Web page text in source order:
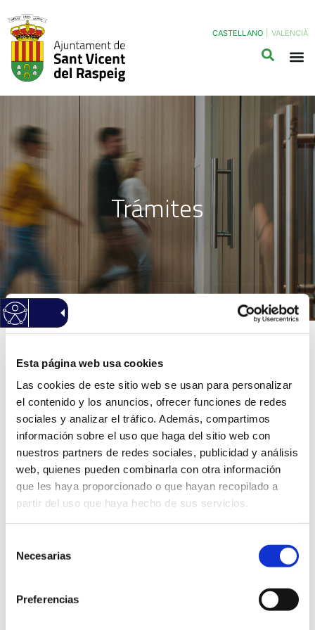
Esta página web usa cookies
Las cookies de este sitio web se usan para personalizar
el contenido y los anuncios, ofrecer funciones de redes
sociales y analizar el tráfico. Además, compartimos
información sobre el uso que haga del sitio web con
nuestros partners de redes sociales, publicidad y análisis
web, quienes pueden combinarla con otra información
que les haya proporcionado o que hayan recopilado a
partir del uso que haya hecho de sus servicios.
Necesarias
Preferencias
CASTELLANO VALENCIÀ
Trámites
domicilio con menores con un progenitor en vivienda
de alquiler
PMH05-Solicitud de
alta/cambio de domicilio
con menores con un
progenitor en vivienda de
alquiler